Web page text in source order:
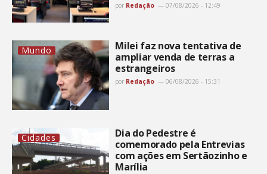
por Redação 07/08/2026 - 12:49
Mundo
Milei faz nova tentativa de
ampliar venda de terras a
estrangeiros
por Redação 06/08/2026 - 15:31
Cidades
Dia do Pedestre é
comemorado pela Entrevias
com ações em Sertãozinho e
Marília